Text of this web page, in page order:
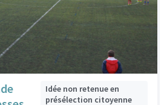
Idée non retenue en
présélection citoyenne